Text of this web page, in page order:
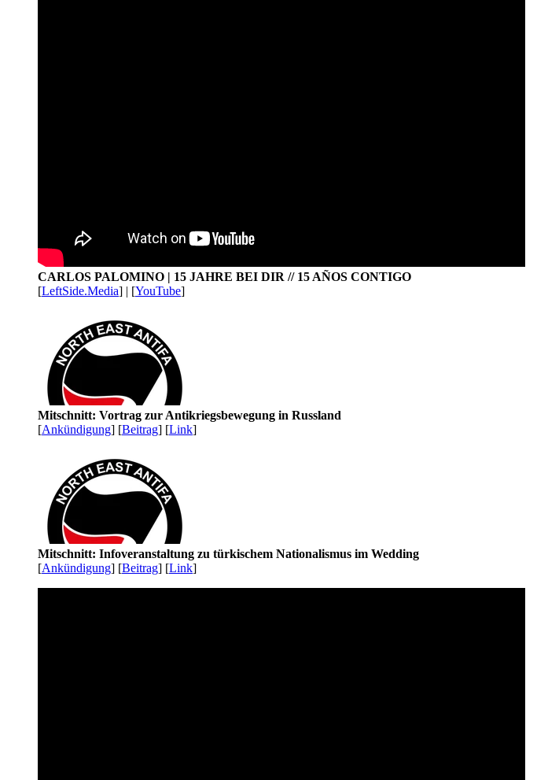
CARLOS PALOMINO | 15 JAHRE BEI DIR // 15 AÑOS CONTIGO
[LeftSide.Media] | [YouTube]
Mitschnitt: Vortrag zur Antikriegsbewegung in Russland
[Ankündigung] [Beitrag] [Link]
Mitschnitt: Infoveranstaltung zu türkischem Nationalismus im Wedding
[Ankündigung] [Beitrag] [Link]